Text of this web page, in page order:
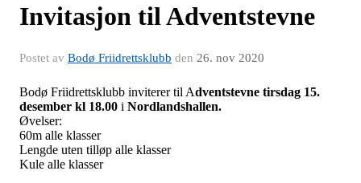
Invitasjon til Adventstevne
Postet av Bodø Friidrettsklubb den 26. nov 2020
Bodø Friidrettsklubb inviterer til Adventstevne tirsdag 15.
desember kl 18.00 i Nordlandshallen.
Øvelser:
60m alle klasser
Lengde uten tilløp alle klasser
Kule alle klasser